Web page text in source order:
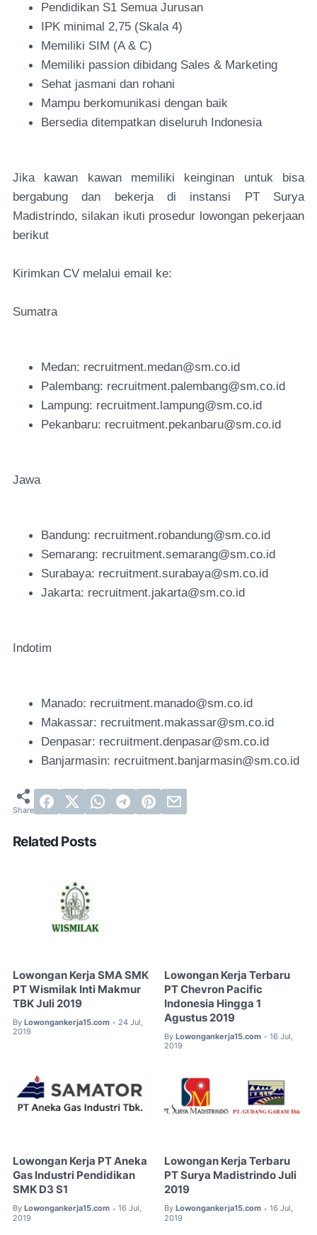
Pendidikan S1 Semua Jurusan
IPK minimal 2,75 (Skala 4)
Memiliki SIM (A & C)
Memiliki passion dibidang Sales & Marketing
Sehat jasmani dan rohani
Mampu berkomunikasi dengan baik
Bersedia ditempatkan diseluruh Indonesia
Jika kawan kawan memiliki keinginan untuk bisa
bergabung dan bekerja di instansi PT Surya
Madistrindo, silakan ikuti prosedur lowongan pekerjaan
berikut
Kirimkan CV melalui email ke:
Sumatra
Medan: recruitment.medan@sm.co.id
Palembang: recruitment.palembang@sm.co.id
Lampung: recruitment.lampung@sm.co.id
Pekanbaru: recruitment.pekanbaru@sm.co.id
Jawa
Bandung: recruitment.robandung@sm.co.id
Semarang: recruitment.semarang@sm.co.id
Surabaya: recruitment.surabaya@sm.co.id
Jakarta: recruitment.jakarta@sm.co.id
Indotim
Manado: recruitment.manado@sm.co.id
Makassar: recruitment.makassar@sm.co.id
Denpasar: recruitment.denpasar@sm.co.id
Banjarmasin: recruitment.banjarmasin@sm.co.id
Related Posts
Lowongan Kerja SMA SMK
PT Wismilak Inti Makmur
TBK Juli 2019
By Lowongankerja15.com • 24 Jul,
2019
Lowongan Kerja Terbaru
PT Chevron Pacific
Indonesia Hingga 1
Agustus 2019
By Lowongankerja15.com • 16 Jul,
2019
Lowongan Kerja PT Aneka
Gas Industri Pendidikan
SMK D3 S1
By Lowongankerja15.com • 16 Jul,
2019
Lowongan Kerja Terbaru
PT Surya Madistrindo Juli
2019
By Lowongankerja15.com • 16 Jul,
2019